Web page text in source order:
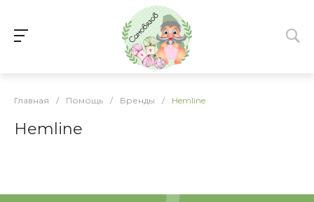
Главная / Помощь / Бренды / Hemline
Hemline